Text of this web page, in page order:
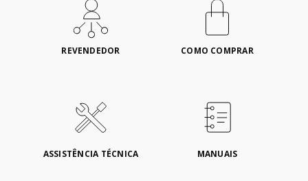
REVENDEDOR COMO COMPRAR
ASSISTÊNCIA TÉCNICA MANUAIS